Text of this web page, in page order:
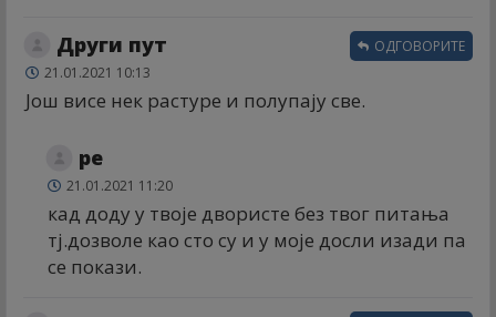
Други пут
21.01.2021 10:13
Још висе нек растуре и полупају све.
ОДГОВОРИТЕ
ре
21.01.2021 11:20
кад доду у твоје двористе без твог питања
тј.дозволе као сто су и у моје досли изади па
се покази.